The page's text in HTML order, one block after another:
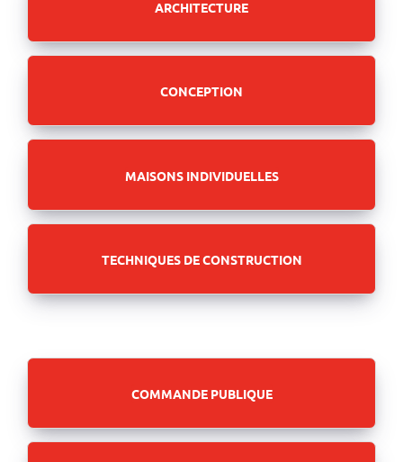
ARCHITECTURE
CONCEPTION
MAISONS INDIVIDUELLES
TECHNIQUES DE CONSTRUCTION
COMMANDE PUBLIQUE